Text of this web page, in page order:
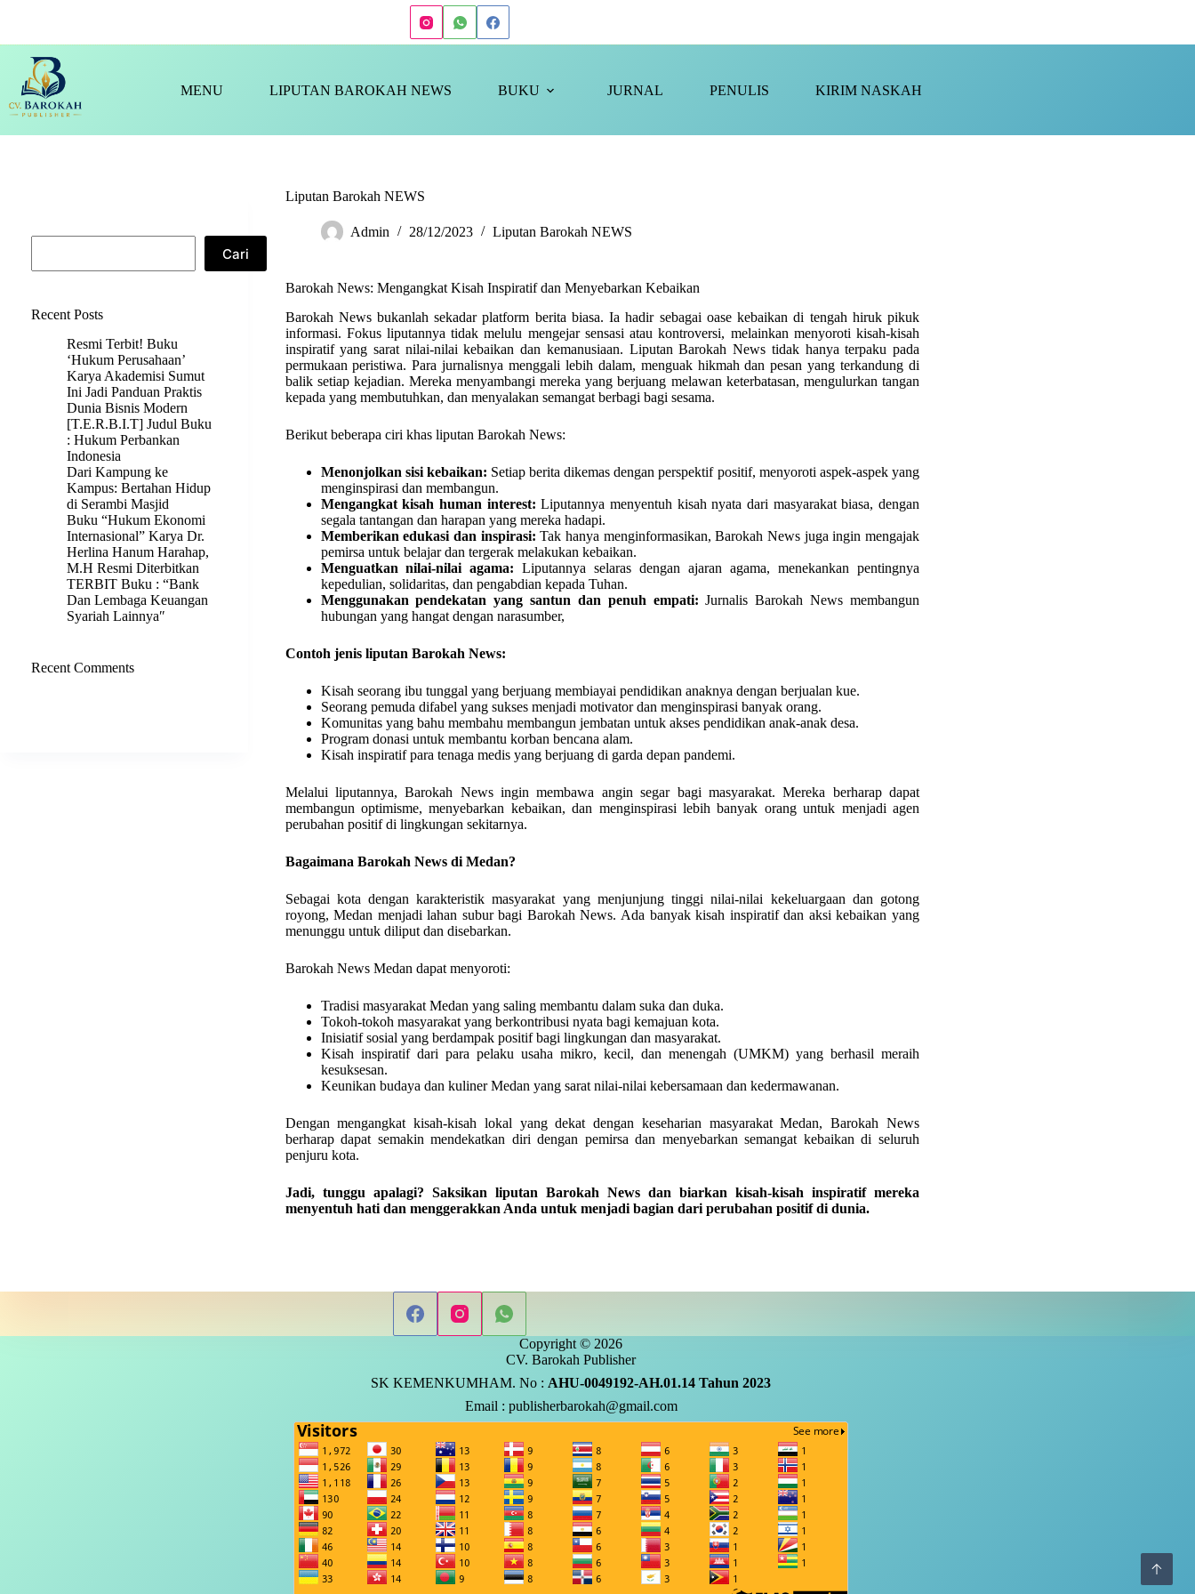
MENU LIPUTAN BAROKAH NEWS BUKU JURNAL PENULIS KIRIM NASKAH
Liputan Barokah NEWS
Admin 28/12/2023 Liputan Barokah NEWS
Barokah News: Mengangkat Kisah Inspiratif dan Menyebarkan Kebaikan
Barokah News bukanlah sekadar platform berita biasa. Ia hadir sebagai oase kebaikan di tengah hiruk pikuk
informasi. Fokus liputannya tidak melulu mengejar sensasi atau kontroversi, melainkan menyoroti kisah-kisah
inspiratif yang sarat nilai-nilai kebaikan dan kemanusiaan. Liputan Barokah News tidak hanya terpaku pada
permukaan peristiwa. Para jurnalisnya menggali lebih dalam, menguak hikmah dan pesan yang terkandung di
balik setiap kejadian. Mereka menyambangi mereka yang berjuang melawan keterbatasan, mengulurkan tangan
kepada yang membutuhkan, dan menyalakan semangat berbagi bagi sesama.
Berikut beberapa ciri khas liputan Barokah News:
Menonjolkan sisi kebaikan: Setiap berita dikemas dengan perspektif positif, menyoroti aspek-aspek yang
menginspirasi dan membangun.
Mengangkat kisah human interest: Liputannya menyentuh kisah nyata dari masyarakat biasa, dengan
segala tantangan dan harapan yang mereka hadapi.
Memberikan edukasi dan inspirasi: Tak hanya menginformasikan, Barokah News juga ingin mengajak
pemirsa untuk belajar dan tergerak melakukan kebaikan.
Menguatkan nilai-nilai agama: Liputannya selaras dengan ajaran agama, menekankan pentingnya
kepedulian, solidaritas, dan pengabdian kepada Tuhan.
Menggunakan pendekatan yang santun dan penuh empati: Jurnalis Barokah News membangun
hubungan yang hangat dengan narasumber,
Contoh jenis liputan Barokah News:
Kisah seorang ibu tunggal yang berjuang membiayai pendidikan anaknya dengan berjualan kue.
Seorang pemuda difabel yang sukses menjadi motivator dan menginspirasi banyak orang.
Komunitas yang bahu membahu membangun jembatan untuk akses pendidikan anak-anak desa.
Program donasi untuk membantu korban bencana alam.
Kisah inspiratif para tenaga medis yang berjuang di garda depan pandemi.
Melalui liputannya, Barokah News ingin membawa angin segar bagi masyarakat. Mereka berharap dapat
membangun optimisme, menyebarkan kebaikan, dan menginspirasi lebih banyak orang untuk menjadi agen
perubahan positif di lingkungan sekitarnya.
Bagaimana Barokah News di Medan?
Sebagai kota dengan karakteristik masyarakat yang menjunjung tinggi nilai-nilai kekeluargaan dan gotong
royong, Medan menjadi lahan subur bagi Barokah News. Ada banyak kisah inspiratif dan aksi kebaikan yang
menunggu untuk diliput dan disebarkan.
Barokah News Medan dapat menyoroti:
Tradisi masyarakat Medan yang saling membantu dalam suka dan duka.
Tokoh-tokoh masyarakat yang berkontribusi nyata bagi kemajuan kota.
Inisiatif sosial yang berdampak positif bagi lingkungan dan masyarakat.
Kisah inspiratif dari para pelaku usaha mikro, kecil, dan menengah (UMKM) yang berhasil meraih
kesuksesan.
Keunikan budaya dan kuliner Medan yang sarat nilai-nilai kebersamaan dan kedermawanan.
Dengan mengangkat kisah-kisah lokal yang dekat dengan keseharian masyarakat Medan, Barokah News
berharap dapat semakin mendekatkan diri dengan pemirsa dan menyebarkan semangat kebaikan di seluruh
penjuru kota.
Jadi, tunggu apalagi? Saksikan liputan Barokah News dan biarkan kisah-kisah inspiratif mereka
menyentuh hati dan menggerakkan Anda untuk menjadi bagian dari perubahan positif di dunia.
Cari
Recent Posts
Resmi Terbit! Buku
‘Hukum Perusahaan’
Karya Akademisi Sumut
Ini Jadi Panduan Praktis
Dunia Bisnis Modern
[T.E.R.B.I.T] Judul Buku
: Hukum Perbankan
Indonesia
Dari Kampung ke
Kampus: Bertahan Hidup
di Serambi Masjid
Buku “Hukum Ekonomi
Internasional” Karya Dr.
Herlina Hanum Harahap,
M.H Resmi Diterbitkan
TERBIT Buku : “Bank
Dan Lembaga Keuangan
Syariah Lainnya″
Recent Comments
Copyright © 2026
CV. Barokah Publisher
SK KEMENKUMHAM. No : AHU-0049192-AH.01.14 Tahun 2023
Email : publisherbarokah@gmail.com